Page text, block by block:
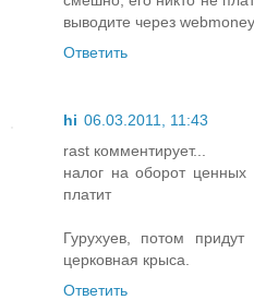
выводите через webmoney
Ответить
hi 06.03.2011, 11:43
rast комментирует...
налог на оборот
платит
Гурухуев, потом
церковная крыса.
Ответить